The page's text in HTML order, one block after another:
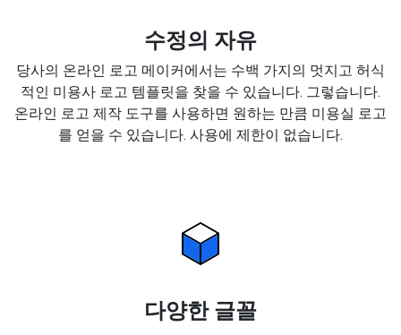
수정의 자유
당사의 온라인 로고 메이커에서는 수백 가지의 멋지고 허식
적인 미용사 로고 템플릿을 찾을 수 있습니다. 그렇습니다.
온라인 로고 제작 도구를 사용하면 원하는 만큼 미용실 로고
를 얻을 수 있습니다. 사용에 제한이 없습니다.
다양한 글꼴